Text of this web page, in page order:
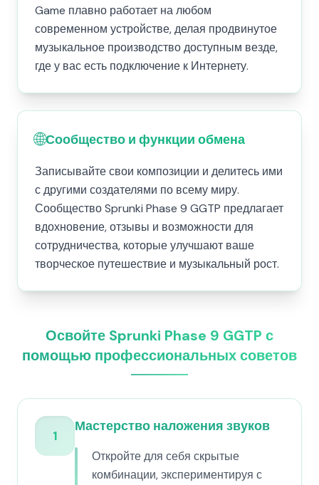
Game плавно работает на любом
современном устройстве, делая продвинутое
музыкальное производство доступным везде,
где у вас есть подключение к Интернету.
🌐Сообщество и функции обмена
Записывайте свои композиции и делитесь ими
с другими создателями по всему миру.
Сообщество Sprunki Phase 9 GGTP предлагает
вдохновение, отзывы и возможности для
сотрудничества, которые улучшают ваше
творческое путешествие и музыкальный рост.
Освойте Sprunki Phase 9 GGTP с
помощью профессиональных советов
1
Мастерство наложения звуков
Откройте для себя скрытые
комбинации, экспериментируя с